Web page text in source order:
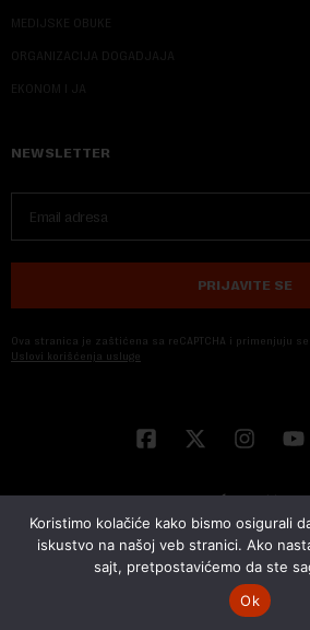
MEDIJSKE OBUKE
ORGANIZACIJA DOGADJAJA
EKONOM I JA
NEWSLETTER
PRIJAVITE SE
Ova stranica je zaštićena sa reCAPTCHA i primenjuju se
Uslovi korišćenja usluge
© 2026 NOVA EKONOMIJA | SVA PRAVA
Koristimo kolačiće kako bismo osigurali
iskustvo na našoj veb stranici. Ako
sajt, pretpostavićemo da ste
Ok